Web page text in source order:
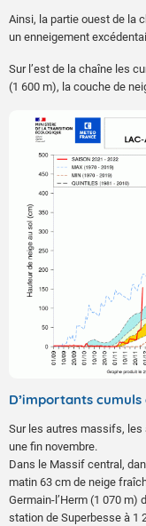
Ainsi, la partie ouest de la
un enneigement
Sur l’est de la chaîne les
(1 600 m), la couche de
D’importants
Sur les autres massifs,
une fin novembre.
Dans le Massif central,
matin 63 cm de neige
Germain-l’Herm (1 070 m)
station de Superbesse à 1